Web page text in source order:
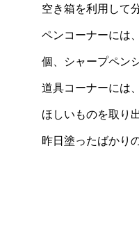
空き箱を利用して
ペンコーナーには
個、シャープペン
道具コーナーには
ほしいものを取り
昨日塗ったばかり